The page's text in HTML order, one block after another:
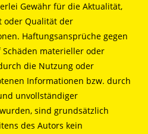
Gewähr für die Aktualität,
oder Qualität der
Haftungsansprüche gegen
materieller oder
die Nutzung oder
Informationen bzw. durch
unvollständiger
sind grundsätzlich
des Autors kein